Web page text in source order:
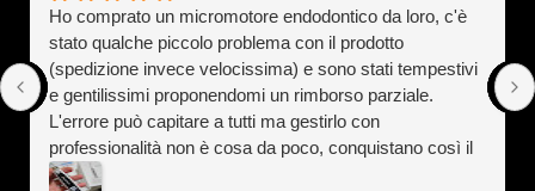
Ho comprato un micromotore endodontico da loro, c'è
stato qualche piccolo problema con il prodotto
(spedizione invece velocissima) e sono stati tempestivi
e gentilissimi proponendomi un rimborso parziale.
L'errore può capitare a tutti ma gestirlo con
professionalità non è cosa da poco, conquistano così il
cliente a vita). Assolutamente consigliati